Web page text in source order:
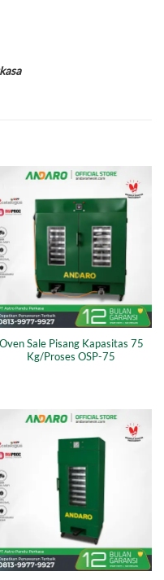
Oven Sale Pisang Kapasitas 75
Kg/Proses OSP-75